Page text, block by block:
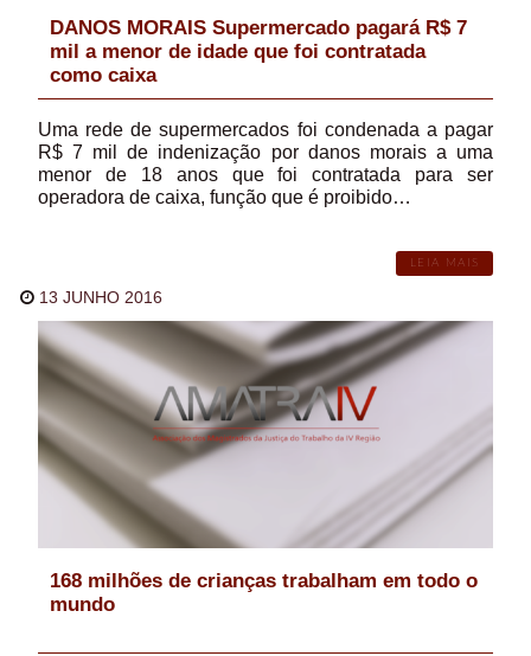
DANOS MORAIS Supermercado pagará R$ 7
mil a menor de idade que foi contratada
como caixa
Uma rede de supermercados foi condenada a pagar
R$ 7 mil de indenização por danos morais a uma
menor de 18 anos que foi contratada para ser
operadora de caixa, função que é proibido…
LEIA MAIS
13 JUNHO 2016
168 milhões de crianças trabalham em todo o
mundo